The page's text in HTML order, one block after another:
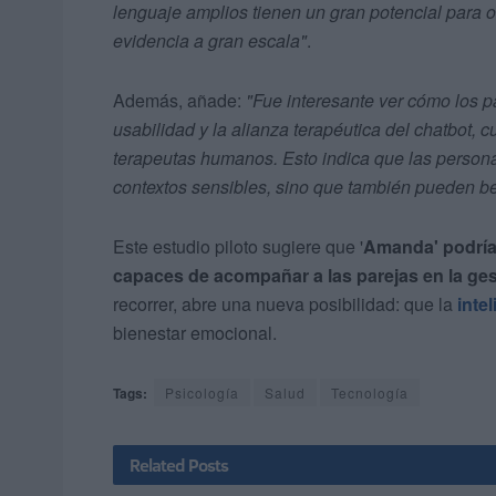
lenguaje amplios tienen un gran potencial para
evidencia a gran escala".
Además, añade: "Fue interesante ver cómo los
usabilidad y la alianza terapéutica del chatbot,
terapeutas humanos. Esto indica que las
contextos sensibles, sino que también pueden
Este estudio piloto sugiere que 'Amanda'
capaces de acompañar a las parejas en la
recorrer, abre una nueva posibilidad: que la
bienestar emocional.
Tags: Psicología Salud Tecnología
Related Posts